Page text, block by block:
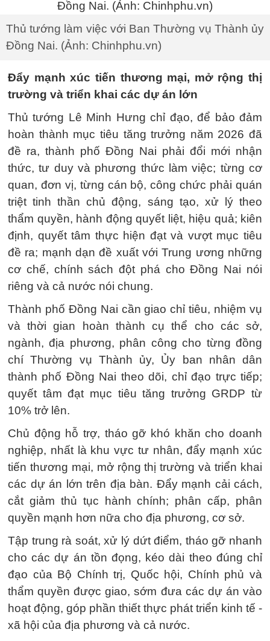
Thủ tướng làm việc với Ban Thường vụ Thành ủy
Đồng Nai. (Ảnh: Chinhphu.vn)
Đẩy mạnh xúc tiến thương mại, mở rộng thị
trường và triển khai các dự án lớn
Thủ tướng Lê Minh Hưng chỉ đạo, để bảo đảm
hoàn thành mục tiêu tăng trưởng năm 2026 đã
đề ra, thành phố Đồng Nai phải đổi mới nhận
thức, tư duy và phương thức làm việc; từng cơ
quan, đơn vị, từng cán bộ, công chức phải quán
triệt tinh thần chủ động, sáng tạo, xử lý theo
thẩm quyền, hành động quyết liệt, hiệu quả; kiên
định, quyết tâm thực hiện đạt và vượt mục tiêu
đề ra; mạnh dạn đề xuất với Trung ương những
cơ chế, chính sách đột phá cho Đồng Nai nói
riêng và cả nước nói chung.
Thành phố Đồng Nai cần giao chỉ tiêu, nhiệm vụ
và thời gian hoàn thành cụ thể cho các sở,
ngành, địa phương, phân công cho từng đồng
chí Thường vụ Thành ủy, Ủy ban nhân dân
thành phố Đồng Nai theo dõi, chỉ đạo trực tiếp;
quyết tâm đạt mục tiêu tăng trưởng GRDP từ
10% trở lên.
Chủ động hỗ trợ, tháo gỡ khó khăn cho doanh
nghiệp, nhất là khu vực tư nhân, đẩy mạnh xúc
tiến thương mại, mở rộng thị trường và triển khai
các dự án lớn trên địa bàn. Đẩy mạnh cải cách,
cắt giảm thủ tục hành chính; phân cấp, phân
quyền mạnh hơn nữa cho địa phương, cơ sở.
Tập trung rà soát, xử lý dứt điểm, tháo gỡ nhanh
cho các dự án tồn đọng, kéo dài theo đúng chỉ
đạo của Bộ Chính trị, Quốc hội, Chính phủ và
thẩm quyền được giao, sớm đưa các dự án vào
hoạt động, góp phần thiết thực phát triển kinh tế -
xã hội của địa phương và cả nước.